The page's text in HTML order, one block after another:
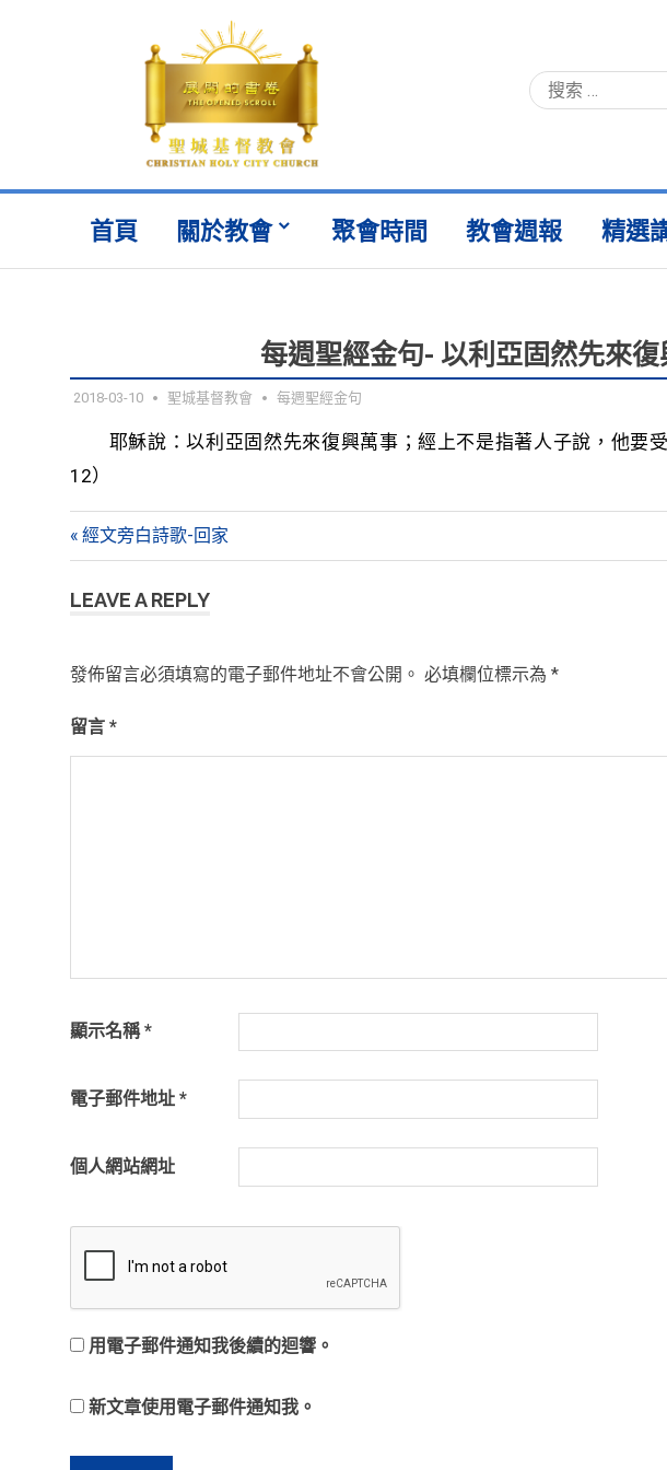
督
教
會
首頁 關於教會 聚會時間 教會週報 精選
每週聖經金句- 以利亞固然先來復
2018-03-10 聖城基督教會 每週聖經金句
耶穌說：以利亞固然先來復興萬事；經上不是指著人子說，他要
12）
文
章
覽
Previous
Post:
經文旁白詩歌-回家
LEAVE A REPLY
發佈留言必須填寫的電子郵件地址不會公開。 必填欄位標示為 *
留言 *
顯示名稱*
電子郵件地址 *
個人網站網址
用電子郵件通知我後續的迴響。
新文章使用電子郵件通知我。